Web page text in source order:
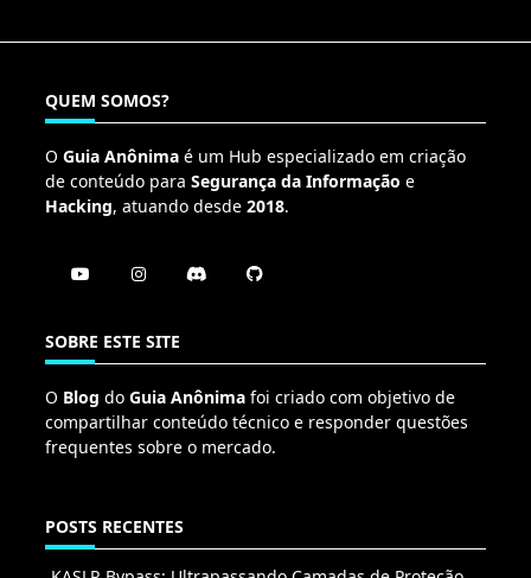
QUEM SOMOS?
O Guia Anônima é um Hub especializado em criação
de conteúdo para Segurança da Informação e
Hacking, atuando desde 2018.
SOBRE ESTE SITE
O Blog do Guia Anônima foi criado com objetivo de
compartilhar conteúdo técnico e responder questões
frequentes sobre o mercado.
POSTS RECENTES